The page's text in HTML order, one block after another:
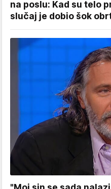
na poslu: Kad su telo
slučaj je dobio šok